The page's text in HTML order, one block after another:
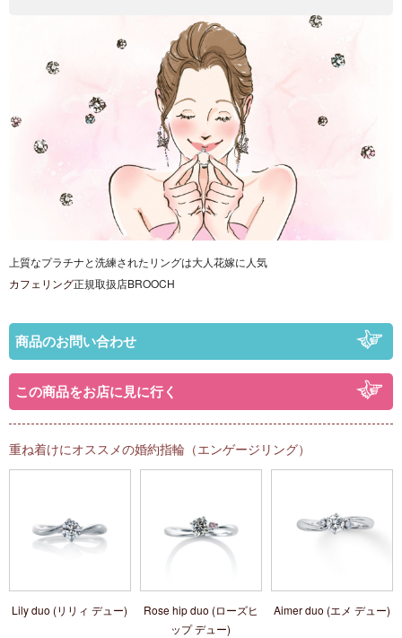
上質なプラチナと洗練されたリングは大人花嫁に人気
カフェリング正規取扱店BROOCH
商品のお問い合わせ
この商品をお店に見に行く
重ね着けにオススメの婚約指輪（エンゲージリング）
Lily duo (リリィ デュー)
Rose hip duo (ローズヒ
ップ デュー)
Aimer duo (エメ デュー)